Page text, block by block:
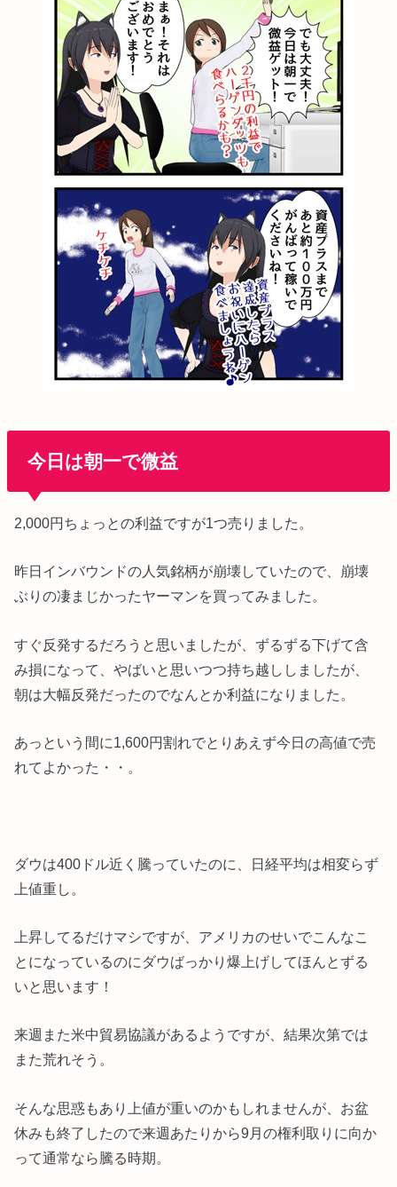
今日は朝一で微益
2,000円ちょっとの利益ですが1つ売りました。
昨日インバウンドの人気銘柄が崩壊していたので、崩壊
ぶりの凄まじかったヤーマンを買ってみました。
すぐ反発するだろうと思いましたが、ずるずる下げて含
み損になって、やばいと思いつつ持ち越ししましたが、
朝は大幅反発だったのでなんとか利益になりました。
あっという間に1,600円割れでとりあえず今日の高値で売
れてよかった・・。
ダウは400ドル近く騰っていたのに、日経平均は相変らず
上値重し。
上昇してるだけマシですが、アメリカのせいでこんなこ
とになっているのにダウばっかり爆上げしてほんとずる
いと思います！
来週また米中貿易協議があるようですが、結果次第では
また荒れそう。
そんな思惑もあり上値が重いのかもしれませんが、お盆
休みも終了したので来週あたりから9月の権利取りに向か
って通常なら騰る時期。